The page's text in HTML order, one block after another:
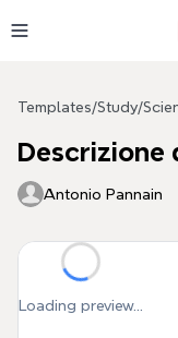
Templates/Study/
Descrizione
Antonio Pannain
Loading preview...